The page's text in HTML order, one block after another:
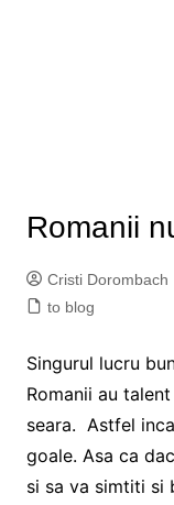
Romanii
Cristi Dorombach
to blog
Singurul lucru
Romanii au
seara. Astfel
goale. Asa ca
si sa va simtiti si